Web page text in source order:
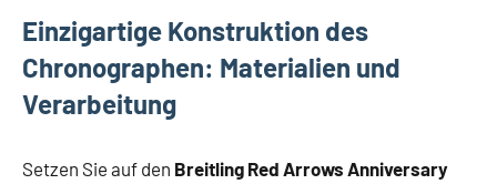
Einzigartige Konstruktion des
Chronographen: Materialien und
Verarbeitung
Setzen Sie auf den Breitling Red Arrows Anniversary